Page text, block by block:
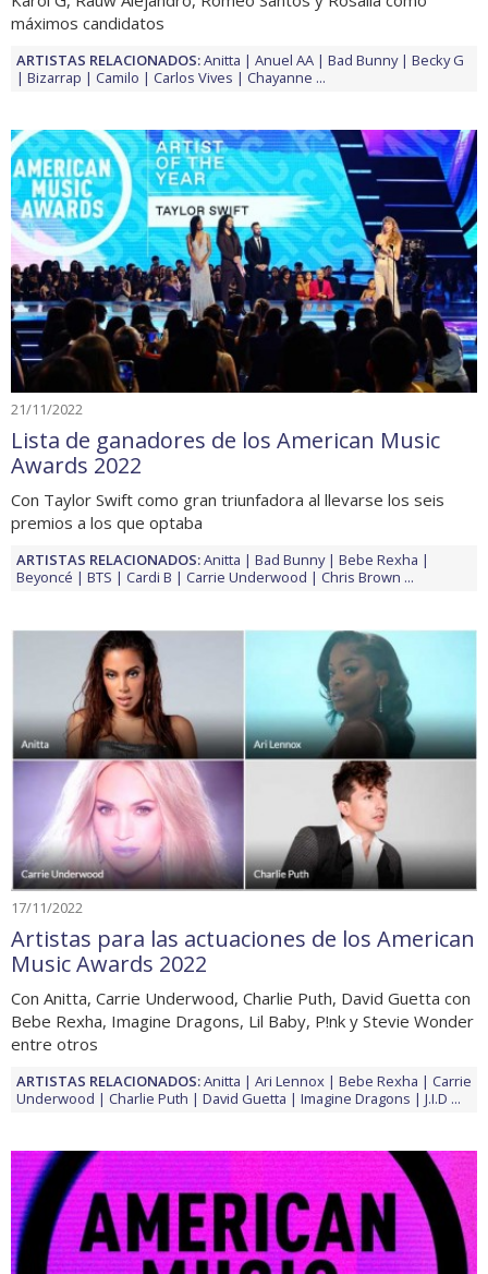
máximos candidatos
ARTISTAS RELACIONADOS:Anitta Anuel AA Bad Bunny
Becky G
Bizarrap
Camilo Carlos Vives Chayanne ...
21/11/2022
Lista de ganadores de los American Music
Awards 2022
Con Taylor Swift como gran triunfadora al llevarse los seis
premios a los que optaba
ARTISTAS RELACIONADOS:Anitta Bad Bunny
Bebe Rexha
Beyoncé
BTS Cardi B Carrie Underwood Chris Brown ...
17/11/2022
Artistas para las actuaciones de los American
Music Awards 2022
Con Anitta, Carrie Underwood, Charlie Puth, David Guetta con
Bebe Rexha, Imagine Dragons, Lil Baby, P!nk y Stevie Wonder
entre otros
ARTISTAS RELACIONADOS:Anitta Ari Lennox Bebe Rexha
Carrie
Underwood
Charlie Puth David Guetta Imagine Dragons J.I.D ...